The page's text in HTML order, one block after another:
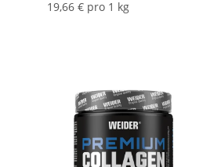
19,66 € pro 1 kg